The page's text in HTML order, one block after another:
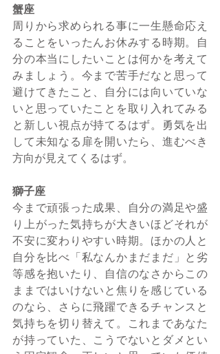
蟹座
周りから求められる事に一生懸命応え
ることをいったんお休みする時期。自
分の本当にしたいことは何かを考えて
みましょう。今まで苦手だなと思って
避けてきたこと、自分には向いていな
いと思っていたことを取り入れてみる
と新しい視点が持てるはず。勇気を出
して未知なる扉を開いたら、進むべき
方向が見えてくるはず。
獅子座
今まで頑張った成果、自分の満足や盛
り上がった気持ちが大きいほどそれが
不安に変わりやすい時期。ほかの人と
自分を比べ「私なんかまだまだ」と劣
等感を抱いたり、自信のなさからこの
ままではいけないと焦りを感じている
のなら、さらに飛躍できるチャンスと
気持ちを切り替えて。これまであなた
が持っていた、こうでないとダメとい